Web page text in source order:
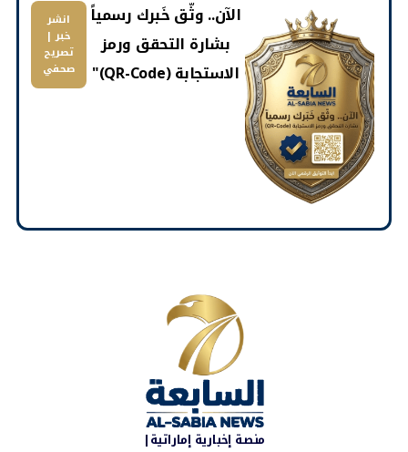
​الآن.. وثّق خَبرك رسمياً
بشارة التحقق ورمز
الاستجابة (QR-Code)"
انشر
خبر |
تصريح
صحفي
منصة إخبارية إماراتية|